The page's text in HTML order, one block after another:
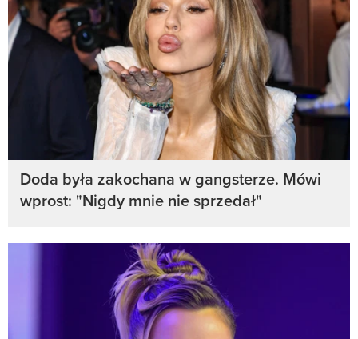
Doda była zakochana w gangsterze. Mówi
wprost: "Nigdy mnie nie sprzedał"